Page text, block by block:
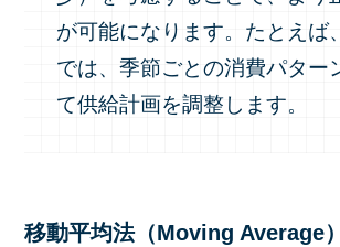
が可能になります。たとえば
では、季節ごとの消費パター
て供給計画を調整します。
移動平均法（Moving Average）